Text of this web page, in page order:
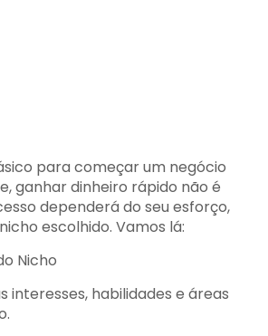
para começar um negócio
ganhar dinheiro rápido não é
dependerá do seu esforço,
escolhido. Vamos lá:
Nicho
interesses, habilidades e áreas